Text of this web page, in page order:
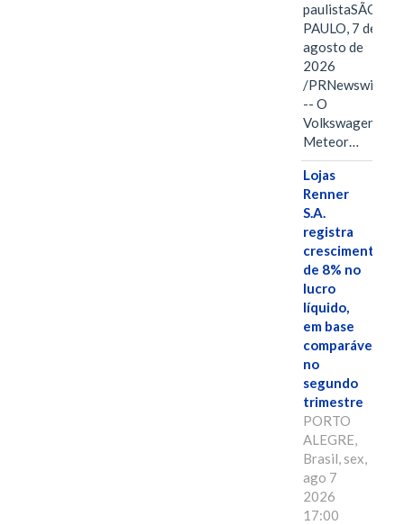
paulistaSÃO
PAULO, 7 de
agosto de
2026
/PRNewswire/
-- O
Volkswagen
Meteor…
Lojas
Renner
S.A.
registra
crescimento
de 8% no
lucro
líquido,
em base
comparável,
no
segundo
trimestre
PORTO
ALEGRE,
Brasil, sex,
ago 7
2026
17:00